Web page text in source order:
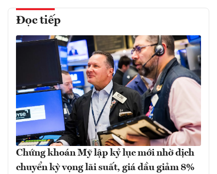
Đọc tiếp
Chứng khoán Mỹ lập kỷ lục mới nhờ dịch
chuyển kỳ vọng lãi suất, giá dầu giảm 8%